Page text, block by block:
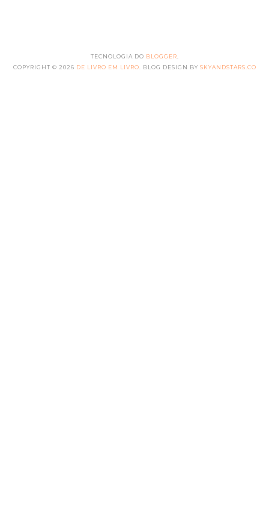
TECNOLOGIA DO BLOGGER
COPYRIGHT © 2026 DE LIVRO EM LIVRO . BLOG DESIGN BY SKYANDSTARS.CO